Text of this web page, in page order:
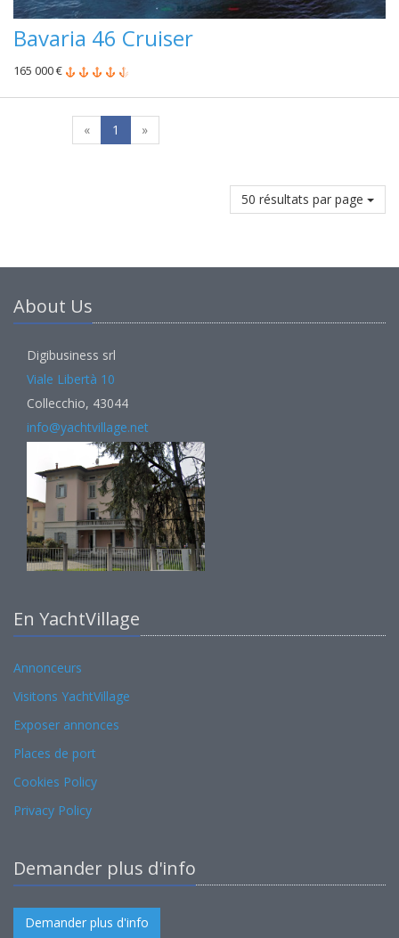
Bavaria 46 Cruiser
165 000 €
« 1 »
50 résultats par page
About Us
Digibusiness srl
Viale Libertà 10
Collecchio, 43044
info@yachtvillage.net
En YachtVillage
Annonceurs
Visitons YachtVillage
Exposer annonces
Places de port
Cookies Policy
Privacy Policy
Demander plus d'info
Demander plus d'info